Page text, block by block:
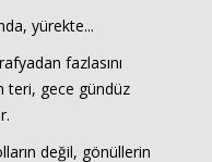
yürekte...
fazlasını
teri, gece gündüz
değil, gönüllerin